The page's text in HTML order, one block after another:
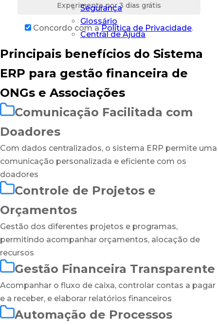
Segurança
Glossário
Central de Ajuda
Experimente por 3 dias grátis
Concordo com a Política de Privacidade.
Principais benefícios do Sistema
ERP para gestão financeira de
ONGs e Associações
Comunicação Facilitada com
Doadores
Com dados centralizados, o sistema ERP permite uma
comunicação personalizada e eficiente com os
doadores
Controle de Projetos e
Orçamentos
Gestão dos diferentes projetos e programas,
permitindo acompanhar orçamentos, alocação de
recursos
Gestão Financeira Transparente
Acompanhar o fluxo de caixa, controlar contas a pagar
e a receber, e elaborar relatórios financeiros
Automação de Processos